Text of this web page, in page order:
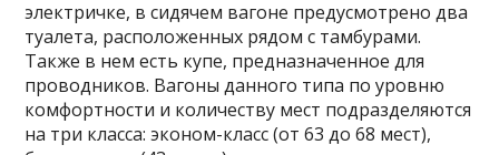
электричке, в сидячем вагоне предусмотрено два
туалета, расположенных рядом с тамбурами.
Также в нем есть купе, предназначенное для
проводников. Вагоны данного типа по уровню
комфортности и количеству мест подразделяются
на три класса: эконом-класс (от 63 до 68 мест),